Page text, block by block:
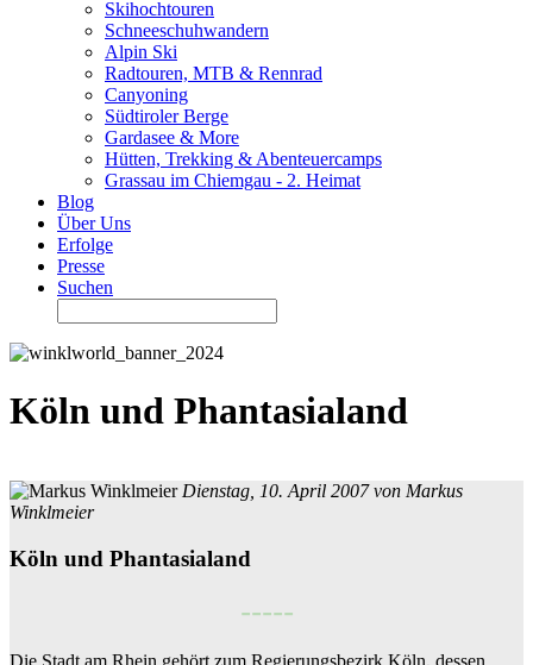
Skihochtouren
Schneeschuhwandern
Alpin Ski
Radtouren, MTB & Rennrad
Canyoning
Südtiroler Berge
Gardasee & More
Hütten, Trekking & Abenteuercamps
Grassau im Chiemgau - 2. Heimat
Blog
Über Uns
Erfolge
Presse
Suchen
Köln und Phantasialand
Dienstag, 10. April 2007 von Markus
Winklmeier
Köln und Phantasialand
-----